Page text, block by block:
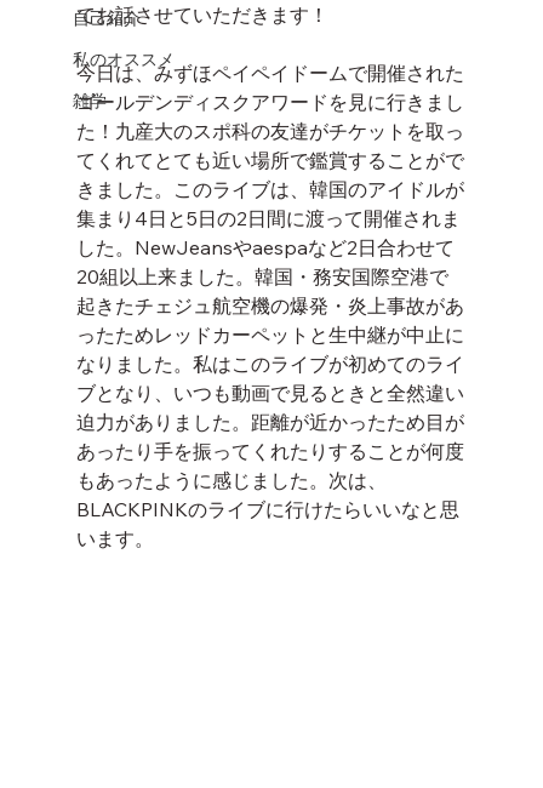
自己紹介
私のオススメ
雑学
てお話させていただきます！
今日は、みずほペイペイドームで開催された
ゴールデンディスクアワードを見に行きまし
た！九産大のスポ科の友達がチケットを取っ
てくれてとても近い場所で鑑賞することがで
きました。このライブは、韓国のアイドルが
集まり4日と5日の2日間に渡って開催されま
した。NewJeansやaespaなど2日合わせて
20組以上来ました。韓国・務安国際空港で
起きたチェジュ航空機の爆発・炎上事故があ
ったためレッドカーペットと生中継が中止に
なりました。私はこのライブが初めてのライ
ブとなり、いつも動画で見るときと全然違い
迫力がありました。距離が近かったため目が
あったり手を振ってくれたりすることが何度
もあったように感じました。次は、
BLACKPINKのライブに行けたらいいなと思
います。